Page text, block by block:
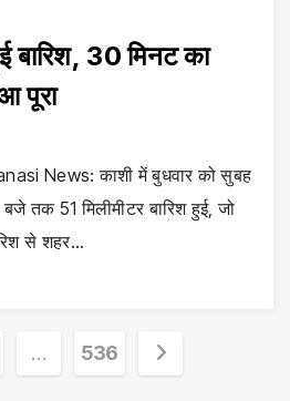
बारिश, 30 मिनट का
पूरा
News: काशी में बुधवार को सुबह
तक 51 मिलीमीटर बारिश हुई, जो
से शहर…
… 536